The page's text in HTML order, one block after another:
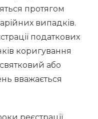
протягом
випадків.
податкових
коригування
або
вважається
реєстрації